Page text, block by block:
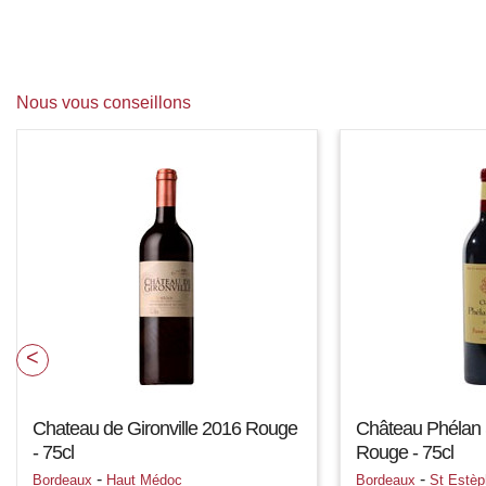
Nous vous conseillons
Chateau de Gironville 2016 Rouge
- 75cl
Bordeaux - Haut Médoc
Château
Rouge - 75cl
Bordeaux - St